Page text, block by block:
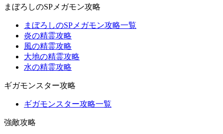
まぼろしのSPメガモン攻略
まぼろしのSPメガモン攻略一覧
炎の精霊攻略
風の精霊攻略
大地の精霊攻略
水の精霊攻略
ギガモンスター攻略
ギガモンスター攻略一覧
強敵攻略